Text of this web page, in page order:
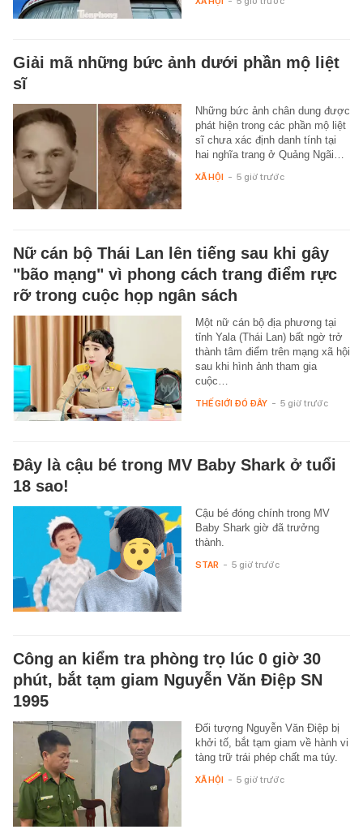
Giải mã những bức ảnh dưới phần mộ liệt
sĩ
Những bức ảnh chân dung được
phát hiện trong các phần mộ liệt
sĩ chưa xác định danh tính tại
hai nghĩa trang ở Quảng Ngãi…
XÃ HỘI - 5 giờ trước
Nữ cán bộ Thái Lan lên tiếng sau khi gây
"bão mạng" vì phong cách trang điểm rực
rỡ trong cuộc họp ngân sách
Một nữ cán bộ địa phương tại
tỉnh Yala (Thái Lan) bất ngờ trở
thành tâm điểm trên mạng xã hội
sau khi hình ảnh tham gia
cuộc…
THẾ GIỚI ĐÓ ĐÂY - 5 giờ trước
Đây là cậu bé trong MV Baby Shark ở tuổi
18 sao!
Cậu bé đóng chính trong MV
Baby Shark giờ đã trưởng
thành.
STAR - 5 giờ trước
Công an kiểm tra phòng trọ lúc 0 giờ 30
phút, bắt tạm giam Nguyễn Văn Điệp SN
1995
Đối tượng Nguyễn Văn Điệp bị
khởi tố, bắt tạm giam về hành vi
tàng trữ trái phép chất ma túy.
XÃ HỘI - 5 giờ trước